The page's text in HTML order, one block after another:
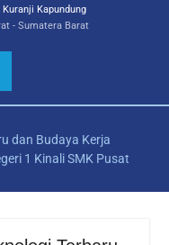
Kapundung
- Sumatera Barat
dan Budaya Kerja
1 Kinali SMK Pusat